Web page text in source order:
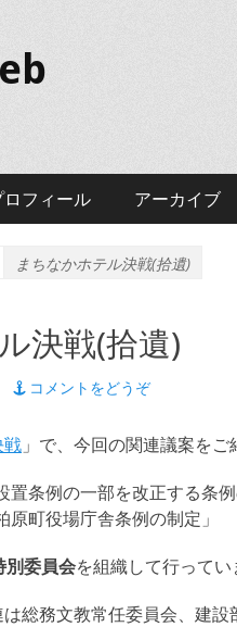
ロフィール アーカイブ
まちなかホテル決戦(拾遺)
決戦(拾遺)
コメントをどうぞ
戦 」で、今回の関連議案をご
条例の一部を改正する条例
町役場庁舎条例の制定」
別委員会を組織して行ってい
総務文教常任委員会、建